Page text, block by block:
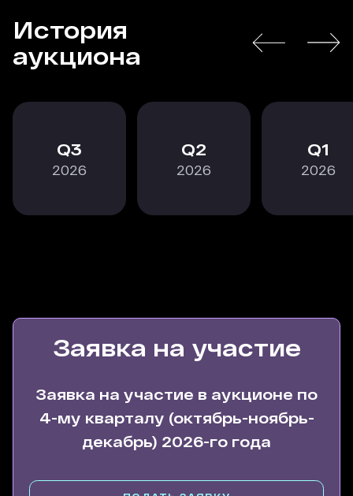
История
аукциона
3
2026
2
2026
1
2026
Заявка на участие
Заявка на участие в аукционе по
4-му кварталу (октябрь-ноябрь-
декабрь) 2026-го года